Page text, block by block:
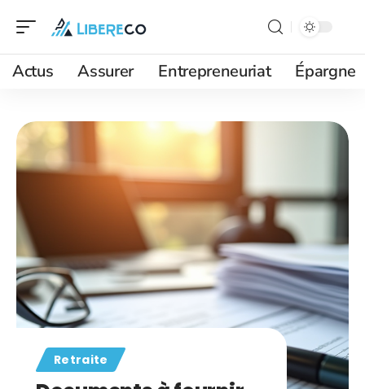
Actus Assurer Entrepreneuriat Épargne
Retraite